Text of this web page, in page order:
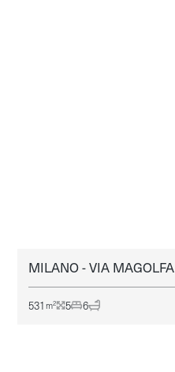
MILANO VENDITA
MILANO - VIA MAGOLFA
531 m2 5 6